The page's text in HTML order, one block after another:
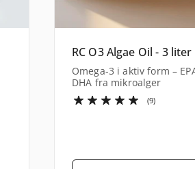
RC O3 Algae Oil - 3 liter
Omega-3 i aktiv form –
DHA fra mikroalger
(9)